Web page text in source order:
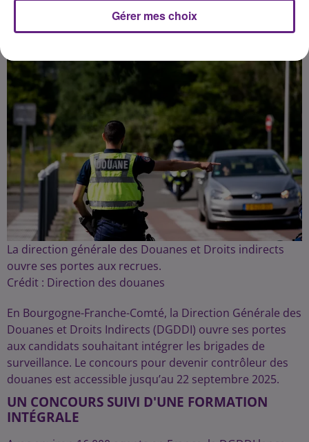
La direction générale des Douanes et Droits indirects
ouvre ses portes aux recrues.
Crédit : Direction des douanes
En Bourgogne-Franche-Comté, la Direction Générale des
Douanes et Droits Indirects (DGDDI) ouvre ses portes
aux candidats souhaitant intégrer les brigades de
surveillance. Le concours pour devenir contrôleur des
douanes est accessible jusqu’au 22 septembre 2025.
UN CONCOURS SUIVI D'UNE FORMATION
INTÉGRALE
Gérer mes choix